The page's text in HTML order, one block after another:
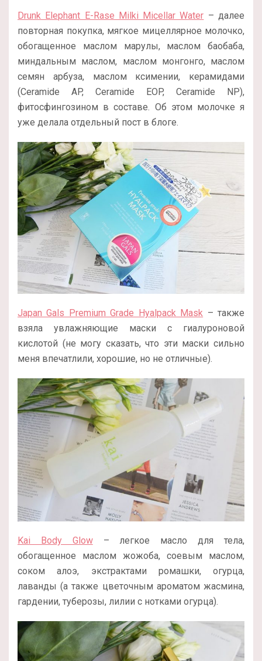
Drunk Elephant E-Rase Milki Micellar Water – далее
повторная покупка, мягкое мицеллярное молочко,
обогащенное маслом марулы, маслом баобаба,
миндальным маслом, маслом монгонго, маслом
семян арбуза, маслом ксимении, керамидами
(Ceramide AP, Ceramide EOP, Ceramide NP),
фитосфингозином в составе. Об этом молочке я
уже делала отдельный пост в блоге.
Japan Gals Premium Grade Hyalpack Mask – также
взяла увлажняющие маски с гиалуроновой
кислотой (не могу сказать, что эти маски сильно
меня впечатлили, хорошие, но не отличные).
Kai Body Glow– легкое масло для тела,
обогащенное маслом жожоба, соевым маслом,
соком алоэ, экстрактами ромашки, огурца,
лаванды (а также цветочным ароматом жасмина,
гардении, туберозы, лилии с нотками огурца).